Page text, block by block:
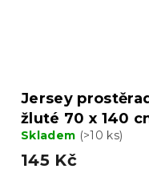
Jersey
žluté 70 x 140
Skladem (>10 ks)
145 Kč